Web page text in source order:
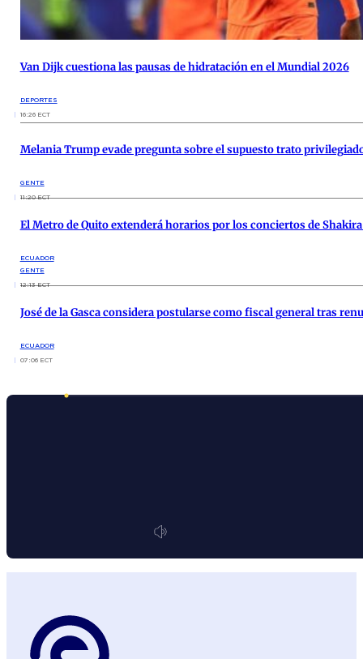
Van Dijk cuestiona las pausas de hidratación en el Mundial 2026
DEPORTES
16:26 ECT
Melania Trump evade pregunta sobre el supuesto trato
GENTE
11:20 ECT
El Metro de Quito extenderá horarios por los conciertos de
ECUADOR
GENTE
12:13 ECT
José de la Gasca considera postularse como fiscal general tras
ECUADOR
07:06 ECT